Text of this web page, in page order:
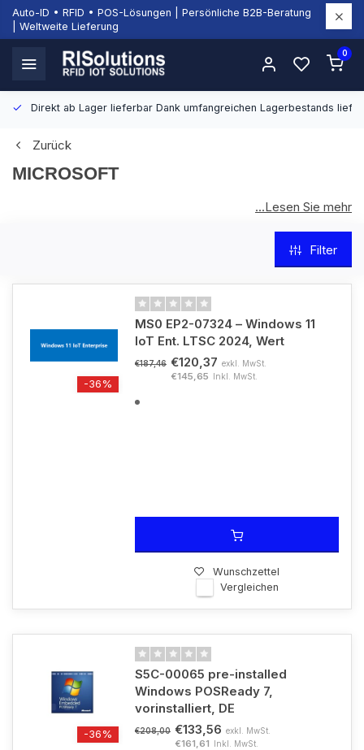
Auto-ID • RFID • POS-Lösungen | Persönliche B2B-Beratung
| Weltweite Lieferung
0
Direkt ab Lager lieferbar Dank umfangreichen Lagerbestands
Zurück
MICROSOFT
Technologiemarken und entwickelt Software, Hardware,
Cloud-Lösungen und IT-Dienste für Unternehmen jeder
Größe. Bei RISolutions finden Sie Microsoft Produkte für
moderne Arbeitsplätze, IT-Umgebungen und professionelle
...Lesen Sie mehr
Filter
-36%
MS0 EP2-07324 – Windows 11
IoT Ent. LTSC 2024, Wert
€187,46 €120,37 exkl. MwSt.
€145,65 Inkl. MwSt.
Wunschzettel
Vergleichen
-36%
S5C-00065 pre-installed
Windows POSReady 7,
vorinstalliert, DE
€208,00 €133,56 exkl. MwSt.
€161,61 Inkl. MwSt.